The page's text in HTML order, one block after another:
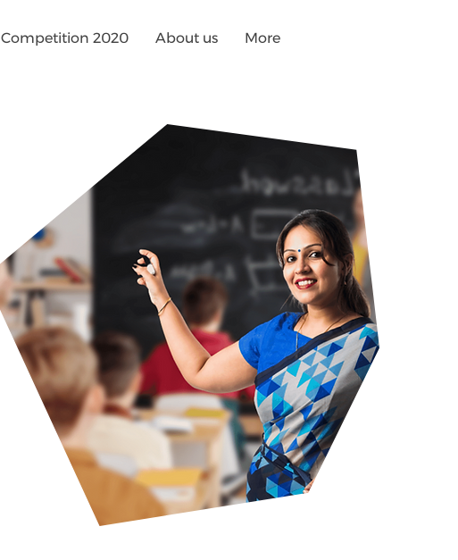
Competition 2020 About us More